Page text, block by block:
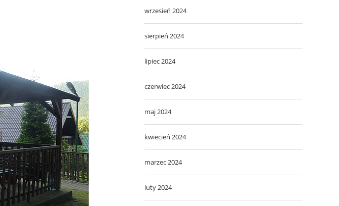
wrzesień 2024
sierpień 2024
lipiec 2024
czerwiec 2024
maj 2024
kwiecień 2024
marzec 2024
luty 2024